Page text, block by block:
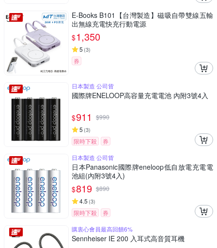
E-Books B101【台灣製造】磁吸自帶雙線五輸
出無線充電快充行動電源
$1,350
5 (3)
券
日本製造 公司貨
國際牌ENELOOP高容量充電電池 內附3號4入
$911 $990
5 (3)
限時下殺
券
日本製造 公司貨
日本Panasonic國際牌eneloop低自放電充電電
池組(內附3號4入)
$819 $890
4.5 (3)
限時下殺
券
購衷心會員最高回饋6%
Sennheiser IE 200 入耳式高音質耳機